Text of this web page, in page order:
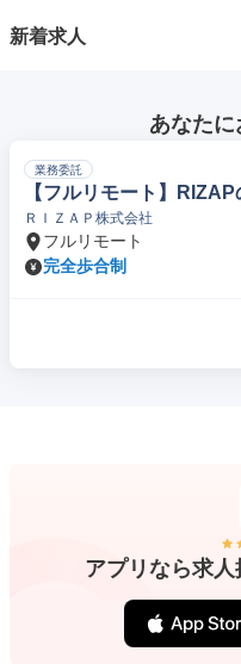
新着求人
あなた
業務委託
【フルリモート】
ＲＩＺＡＰ株式会社
フルリモート
完全歩合制
アプリなら求人